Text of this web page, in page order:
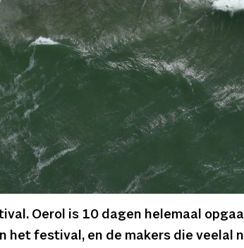
Oerol is 10 dagen helemaal
het festival, en de makers die veelal